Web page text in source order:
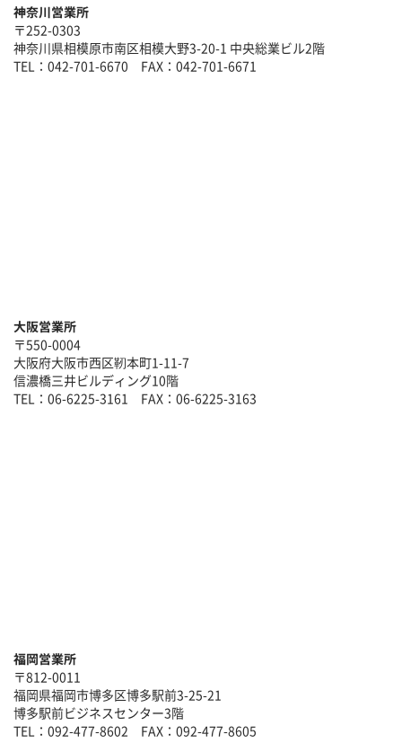
神奈川営業所
〒252-0303
神奈川県相模原市南区相模大野3-20-1 中央総業ビル2階
TEL：042-701-6670 FAX：042-701-6671
大阪営業所
〒550-0004
大阪府大阪市西区靭本町1-11-7
信濃橋三井ビルディング10階
TEL：06-6225-3161 FAX：06-6225-3163
福岡営業所
〒812-0011
福岡県福岡市博多区博多駅前3-25-21
博多駅前ビジネスセンター3階
TEL：092-477-8602 FAX：092-477-8605